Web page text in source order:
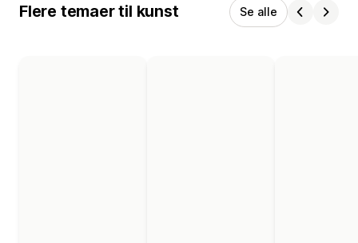
Flere temaer til kunst Se alle